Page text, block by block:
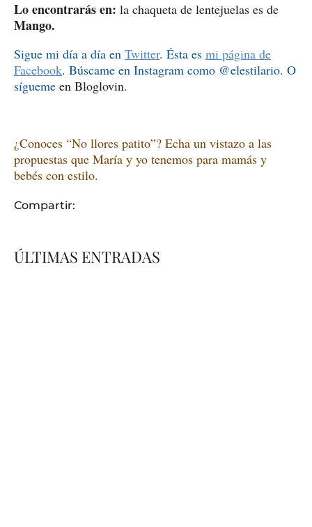
Lo encontrarás en: la chaqueta de lentejuelas es de
Mango.
Sigue mi día a día en Twitter. Ésta es mi página de
Facebook. Búscame en Instagram como @elestilario. O
sígueme en Bloglovin.
¿Conoces “No llores patito”? Echa un vistazo a las
propuestas que María y yo tenemos para mamás y
bebés con estilo.
Compartir:
ÚLTIMAS ENTRADAS